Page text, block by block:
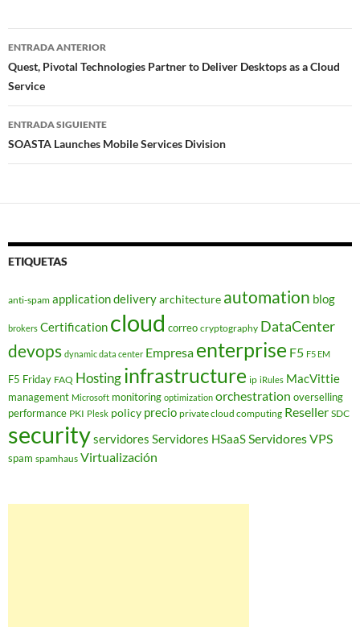
Navegador
de
entradas
ENTRADA ANTERIOR
Quest, Pivotal Technologies Partner to Deliver Desktops as a Cloud
Service
ENTRADA SIGUIENTE
SOASTA Launches Mobile Services Division
ETIQUETAS
anti-spam application deliveryarchitecture automation blog
brokers Certification cloud correo cryptography DataCenter
devops dynamic data center Empresa enterprise F5 F5 EM
F5 Friday FAQ Hostinginfrastructure ip iRules MacVittie
management Microsoft monitoring optimization orchestration overselling
performance PKI Plesk policy precio private cloud computing Reseller SDC
securityservidores Servidores HSaaSServidores VPS
spam spamhaus Virtualización